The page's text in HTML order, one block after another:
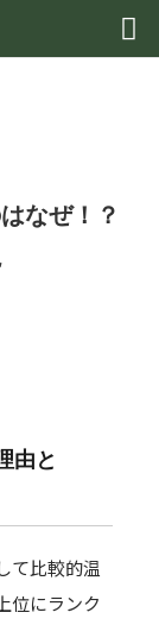
なぜ！？
由と
て比較的温
位にランク